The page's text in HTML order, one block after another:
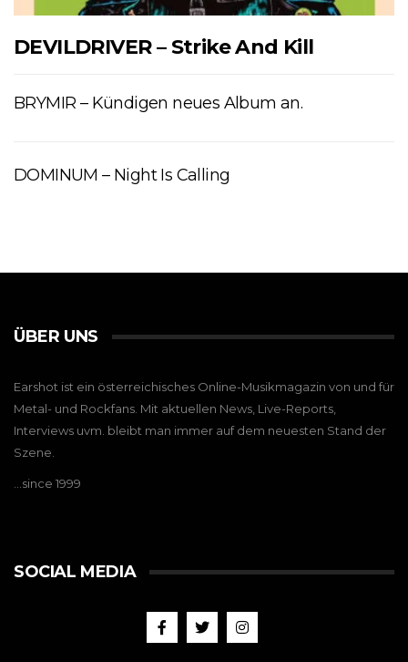
DEVILDRIVER – Strike And Kill
BRYMIR – Kündigen neues Album an.
DOMINUM – Night Is Calling
ÜBER UNS
Earshot ist ein österreichisches Online-Musikmagazin von und für
Metal- und Rockfans. Mit aktuellen News, Live-Reports,
Interviews uvm. bleibt man immer auf dem neuesten Stand der
Szene.
…since 1999
SOCIAL MEDIA